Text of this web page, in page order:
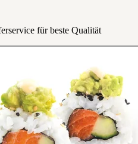
für beste Qualität